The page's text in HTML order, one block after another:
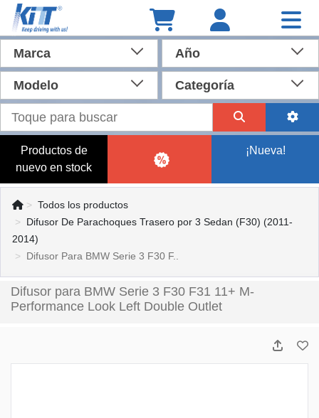
Marca Año
Modelo Categoría
Productos de
nuevo en stock
¡Nueva!
Todos los productos
Difusor De Parachoques Trasero por 3 Sedan (F30) (2011-
2014)
Difusor Para BMW Serie 3 F30 F..
Difusor para BMW Serie 3 F30 F31 11+ M-
Performance Look Left Double Outlet